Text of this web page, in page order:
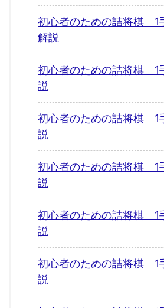
初心者のための詰将棋
解説
初心者のための詰将棋
説
初心者のための詰将棋
説
初心者のための詰将棋
説
初心者のための詰将棋
説
初心者のための詰将棋
説